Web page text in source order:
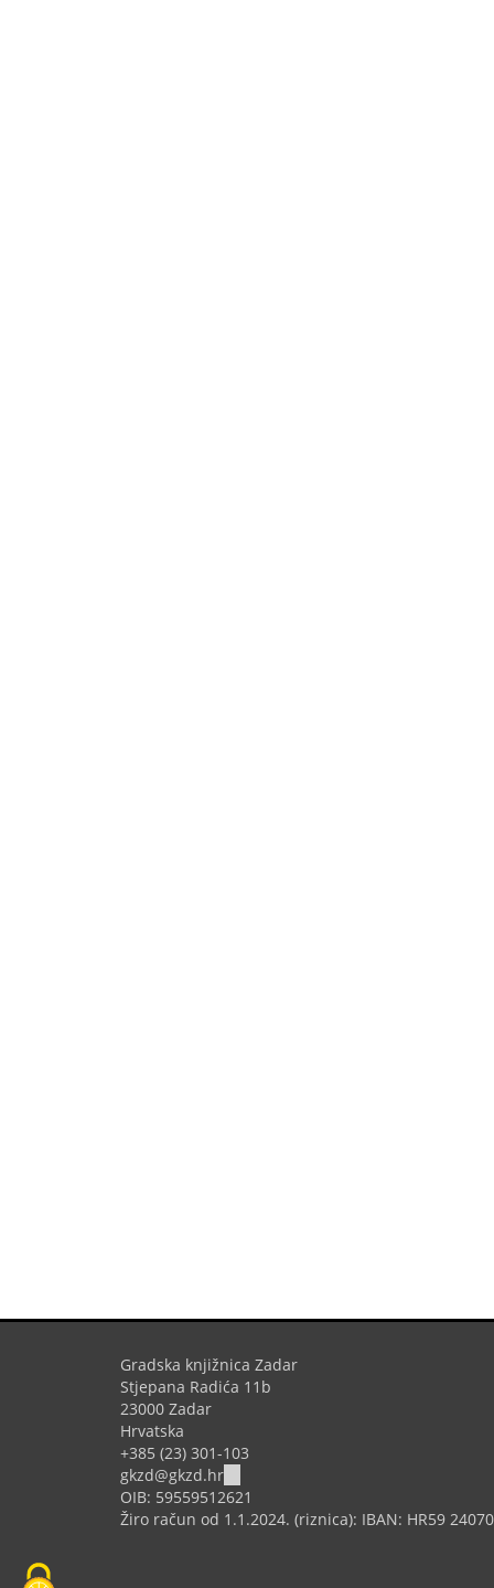
Gradska knjižnica Zadar
Stjepana Radića 11b
23000 Zadar
Hrvatska
+385 (23) 301-103
gkzd@gkzd.hr
sends
e-
mail)
OIB: 59559512621
Žiro račun od 1.1.2024. (riznica): IBAN: HR59